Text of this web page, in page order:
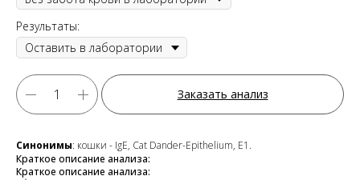
Результаты:
Заказать анализ
Синонимы: кошки - IgE, Cat Dander-Epithelium, E1.
Краткое описание анализа:
Краткое описание анализа: